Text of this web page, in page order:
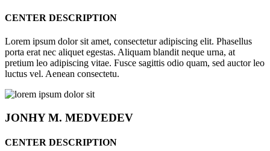
CENTER DESCRIPTION
Lorem ipsum dolor sit amet, consectetur adipiscing elit. Phasellus
porta erat nec aliquet egestas. Aliquam blandit neque urna, at
pretium leo adipiscing vitae. Fusce sagittis odio quam, sed auctor leo
luctus vel. Aenean consectetu.
JONHYM. MEDVEDEV
CENTER DESCRIPTION